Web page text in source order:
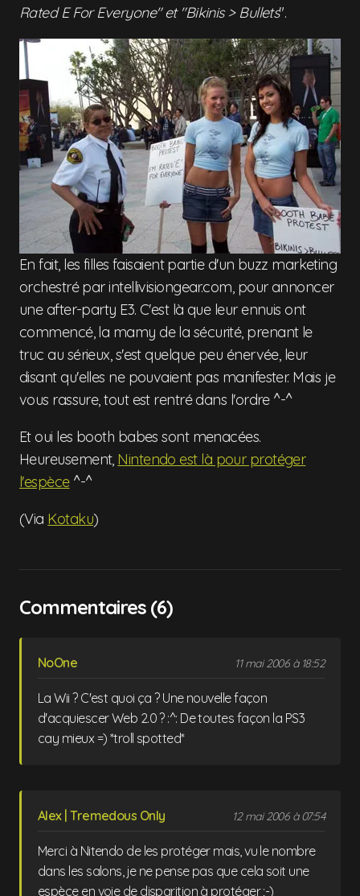
Rated E For Everyone" et "Bikinis > Bullets".
En fait, les filles faisaient partie d'un buzz marketing
orchestré par intellivisiongear.com, pour annoncer
une after-party E3. C'est là que leur ennuis ont
commencé, la mamy de la sécurité, prenant le
truc au sérieux, s'est quelque peu énervée, leur
disant qu'elles ne pouvaient pas manifester. Mais je
vous rassure, tout est rentré dans l'ordre ^-^
Et oui les booth babes sont menacées.
Heureusement, Nintendo est là pour protéger
l'espèce^-^
(Via Kotaku)
Commentaires (6)
NoOne 11 mai 2006 à 18:52
La Wii ? C'est quoi ça ? Une nouvelle façon
d'acquiescer Web 2.0 ? :^: De toutes façon la PS3
cay mieux =) *troll spotted*
Alex | Tremedous Only 12 mai 2006 à 07:54
Merci à Nitendo de les protéger mais, vu le nombre
dans les salons, je ne pense pas que cela soit une
espèce en voie de disparition à protéger ;-)